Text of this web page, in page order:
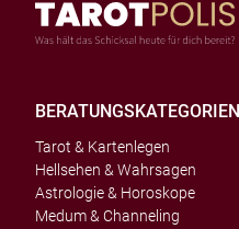
BERATUNGSKATEGORIEN
Tarot & Kartenlegen
Hellsehen & Wahrsagen
Astrologie & Horoskope
Medum & Channeling